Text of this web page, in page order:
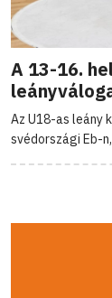
A 13-16.
Az U18-as
svédországi Eb-